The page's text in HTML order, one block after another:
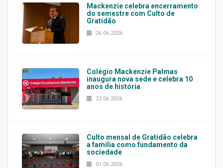
Mackenzie celebra encerramento
do semestre com Culto de
Gratidão
26.06.2026
Colégio Mackenzie Palmas
inaugura nova sede e celebra 10
anos de história
22.06.2026
Culto mensal de Gratidão celebra
a família como fundamento da
sociedade
01.06.2026